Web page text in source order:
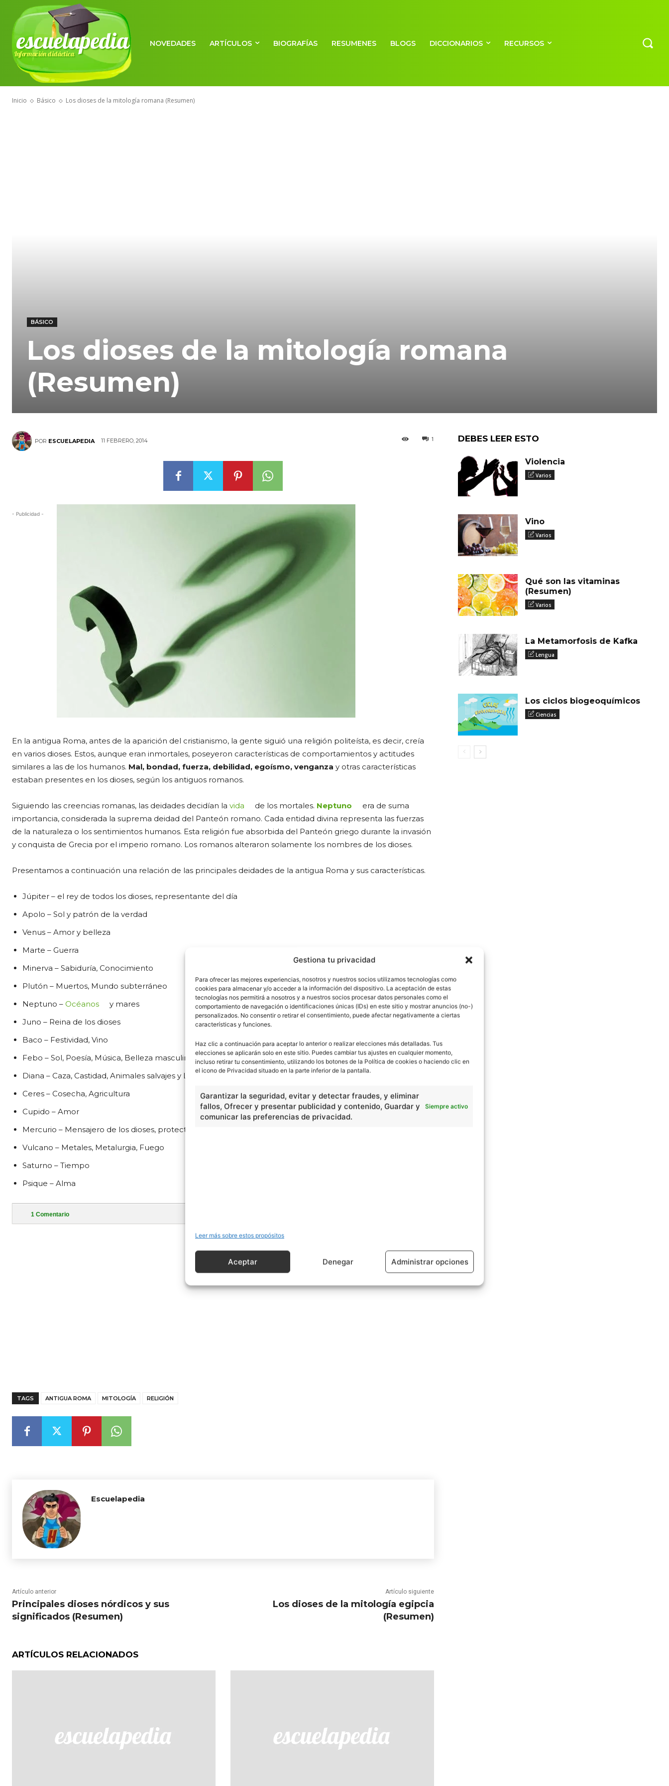
Gestiona tu privacidad
Para ofrecer las mejores experiencias, nosotros y nuestros socios utilizamos tecnologías como
cookies para almacenar y/o acceder a la información del dispositivo. La aceptación de estas
tecnologías nos permitirá a nosotros y a nuestros socios procesar datos personales como el
comportamiento de navegación o identificaciones únicas (IDs) en este sitio y mostrar anuncios (no-)
personalizados. No consentir o retirar el consentimiento, puede afectar negativamente a ciertas
características y funciones.
Haz clic a continuación para aceptar lo anterior o realizar elecciones más detalladas. Tus
elecciones se aplicarán solo en este sitio. Puedes cambiar tus ajustes en cualquier momento,
incluso retirar tu consentimiento, utilizando los botones de la Política de cookies o haciendo clic en
el icono de Privacidad situado en la parte inferior de la pantalla.
Garantizar la seguridad, evitar y detectar fraudes, y eliminar
fallos, Ofrecer y presentar publicidad y contenido, Guardar y
comunicar las preferencias de privacidad.
Siempre activo
Leer más sobre estos propósitos
Aceptar Denegar Administrar opciones
escuelapedia
Información didáctica
NOVEDADES ARTÍCULOS BIOGRAFÍAS RESUMENES BLOGS DICCIONARIOS RECURSOS
Inicio Básico Los dioses de la mitología romana (Resumen)
BÁSICO
Los dioses de la mitología romana
(Resumen)
POR ESCUELAPEDIA 11 FEBRERO, 2014 1
- Publicidad -
En la antigua Roma, antes de la aparición del cristianismo, la gente siguió una religión politeísta, es decir, creía
en varios dioses. Estos, aunque eran inmortales, poseyeron características de comportamientos y actitudes
similares a las de los humanos. Mal, bondad, fuerza, debilidad, egoísmo, venganza y otras características
estaban presentes en los dioses, según los antiguos romanos.
Siguiendo las creencias romanas, las deidades decidían la vida de los mortales. Neptuno
era de suma
importancia, considerada la suprema deidad del Panteón romano. Cada entidad divina representa las fuerzas
de la naturaleza o los sentimientos humanos. Esta religión fue absorbida del Panteón griego durante la invasión
y conquista de Grecia por el imperio romano. Los romanos alteraron solamente los nombres de los dioses.
Presentamos a continuación una relación de las principales deidades de la antigua Roma y sus características.
Júpiter – el rey de todos los dioses, representante del día
Apolo – Sol y patrón de la verdad
Venus – Amor y belleza
Marte – Guerra
Minerva – Sabiduría, Conocimiento
Plutón – Muertos, Mundo subterráneo
Neptuno – Océanos
y mares
Juno – Reina de los dioses
Baco – Festividad, Vino
Febo – Sol, Poesía, Música, Belleza masculina
Diana – Caza, Castidad, Animales salvajes y Luz
Ceres – Cosecha, Agricultura
Cupido – Amor
Mercurio – Mensajero de los dioses, protector de los comerciantes
Vulcano – Metales, Metalurgia, Fuego
Saturno – Tiempo
Psique – Alma
1 Comentario
TAGS ANTIGUA ROMA MITOLOGÍA RELIGIÓN
Escuelapedia
Artículo anterior
Principales dioses nórdicos y sus
significados (Resumen)
Artículo siguiente
Los dioses de la mitología egipcia
(Resumen)
ARTÍCULOS RELACIONADOS
DEBES LEER ESTO
Violencia
Varios
Vino
Varios
Qué son las vitaminas
(Resumen)
Varios
La Metamorfosis de Kafka
Lengua
Los ciclos biogeoquímicos
Ciencias